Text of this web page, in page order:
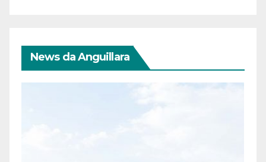
News da Anguillara